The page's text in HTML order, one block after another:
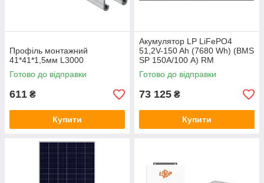
Профіль монтажний
41*41*1,5мм L3000
Готово до відправки
611 ₴
Купити
Акумулятор LP LiFePO4
51,2V-150 Ah (7680 Wh) (BMS
SP 150A/100 А) RM
RS485/CAN LCD BL
Готово до відправки
73 125 ₴
Купити